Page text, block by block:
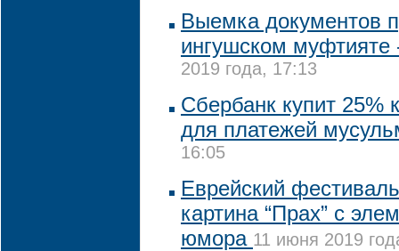
Выемка документов
ингушском муфтияте
2019 года, 17:13
Сбербанк купит 25%
для платежей
16:05
Еврейский
картина “Прах” с
юмора 11 июня 2019